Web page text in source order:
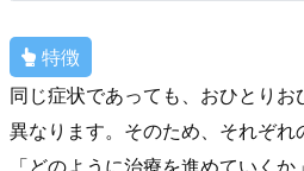
特徴
同じ症状であっても、おひとり
異なります。そのため、それぞれ